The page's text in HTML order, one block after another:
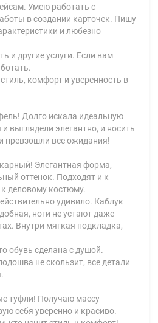
Умею работать с
в создании карточек. Пишу
и любезно
и другие услуги. Если вам
комфорт и уверенность в
Долго искала идеальную
выглядели элегантно, и носить
превзошли все ожидания!
Элегантная форма,
оттенок. Подходят и к
деловому костюму.
удивило. Каблук
ноги не устают даже
Внутри мягкая подкладка,
обувь сделана с душой.
не скользит, все детали
туфли! Получаю массу
себя уверенно и красиво.